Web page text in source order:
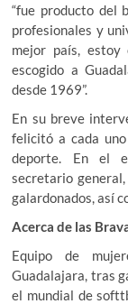
“fue producto del
profesionales y
mejor país,
escogido a
desde 1969”.
En su breve
felicitó a cada
deporte. En el
secretario
galardonados, así
Acerca de las
Equipo de
Guadalajara, tras
el mundial de